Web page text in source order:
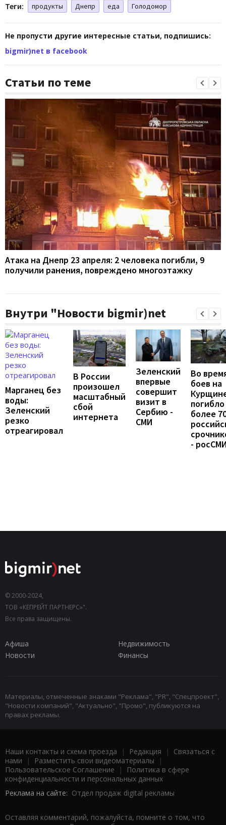
Теги: продукты Днепр еда Голодомор
Не пропусти другие интересные статьи, подпишись:
bigmir)net в facebook
Статьи по теме
Атака на Днепр 23 апреля: 2 человека погибли, 9
получили ранения, повреждено многоэтажку
Внутри "Новости bigmir)net
Марганец без
воды:
Зеленский
резко
отреагировал
В России
произошел
масштабный
сбой
интернета
Зеленский
впервые
совершит
визит в
Сербию -
СМИ
Во
боев на
погибло
более
-
© 2000-2024,
ТОВ «КЕПРЕЙТ ПАРТНЕРС»".
Все права защищены.
Афиша
Недвижимость
Новости
Финансы
Материалы, отмеченные знаками "Реклама", "PR", "Спецпроект",
"Новости компаний", "Актуально", "Промо", публикуются на
правах рекламы.
Наши контакты и схема проезда | Редакция | Связаться с
нами | Разместить свои видеоматериалы |
Пользовательское Соглашение |
Политика в сфере
конфиденциальности и персональных данных
Реклама на сайте: Отдел продаж digital рекламы
Оставляя комментарий, пожалуйста, помните о том, что